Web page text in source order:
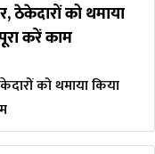
ठेकेदारों को थमाया
करें काम
को थमाया किया